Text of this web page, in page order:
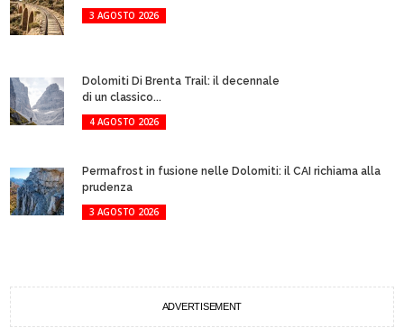
3 AGOSTO 2026
Dolomiti Di Brenta Trail: il decennale
di un classico...
4 AGOSTO 2026
Permafrost in fusione nelle Dolomiti: il CAI richiama alla
prudenza
3 AGOSTO 2026
ADVERTISEMENT